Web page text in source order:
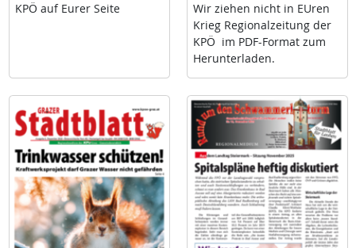
KPÖ auf Eu­rer Sei­te
Wir zie­hen nicht in EU­ren
Krieg Re­gio­nal­zei­tung der
KPÖ im PDF-For­mat zum
Her­un­ter­la­den.